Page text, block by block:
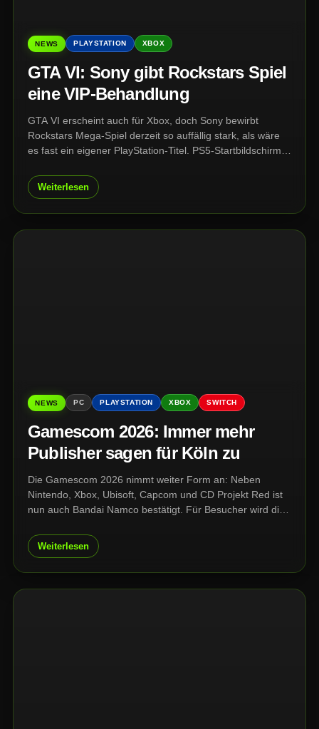
NEWS PLAYSTATION XBOX
GTA VI: Sony gibt Rockstars Spiel
eine VIP-Behandlung
GTA VI erscheint auch für Xbox, doch Sony bewirbt
Rockstars Mega-Spiel derzeit so auffällig stark, als wäre
es fast ein eigener PlayStation-Titel. PS5-Startbildschirm,
GTA VI ausgerichtet – ein klares Signal im Kampf um die
wichtigste Version.
Weiterlesen
NEWS PC PLAYSTATION XBOX SWITCH
Gamescom 2026: Immer mehr
Publisher sagen für Köln zu
Die Gamescom 2026 nimmt weiter Form an: Neben
Nintendo, Xbox, Ubisoft, Capcom und CD Projekt Red ist
nun auch Bandai Namco bestätigt. Für Besucher wird die
weiterhin offen sind und ausgerechnet Sony wieder ein
Fragezeichen bleibt.
Weiterlesen